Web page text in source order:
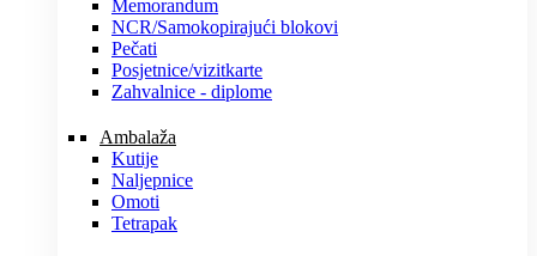
Memorandum
NCR/Samokopirajući blokovi
Pečati
Posjetnice/vizitkarte
Zahvalnice - diplome
Ambalaža
Kutije
Naljepnice
Omoti
Tetrapak